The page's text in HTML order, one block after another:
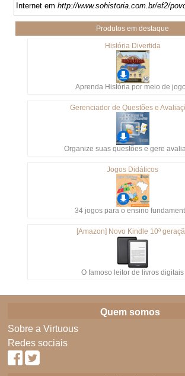
Internet emhttp://www.sohistoria.com.br/ef2/
Produtos em destaque
História Divertida
Aprenda História por meio de
Gerenciador de Questões e
Organize suas questões e gere
Jogos Didáticos
34 jogos para o ensino
[Amazon] Novo Kindle 10ª
O famoso leitor de livros digitais
Quem somos
Sobre a Virtuous
Redes sociais